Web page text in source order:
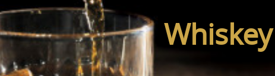
Whiskey